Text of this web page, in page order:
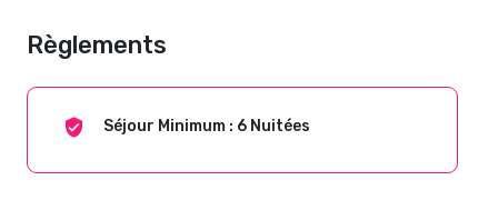
Règlements
Séjour Minimum : 6 Nuitées